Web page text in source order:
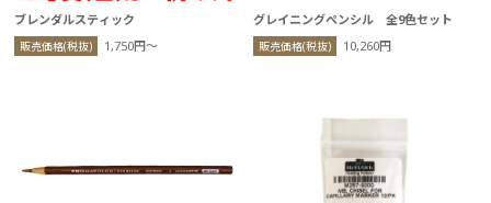
ブレンダルスティック
販売価格(税抜) 1,750円〜
グレイニングペンシル 全9色セット
販売価格(税抜) 10,260円